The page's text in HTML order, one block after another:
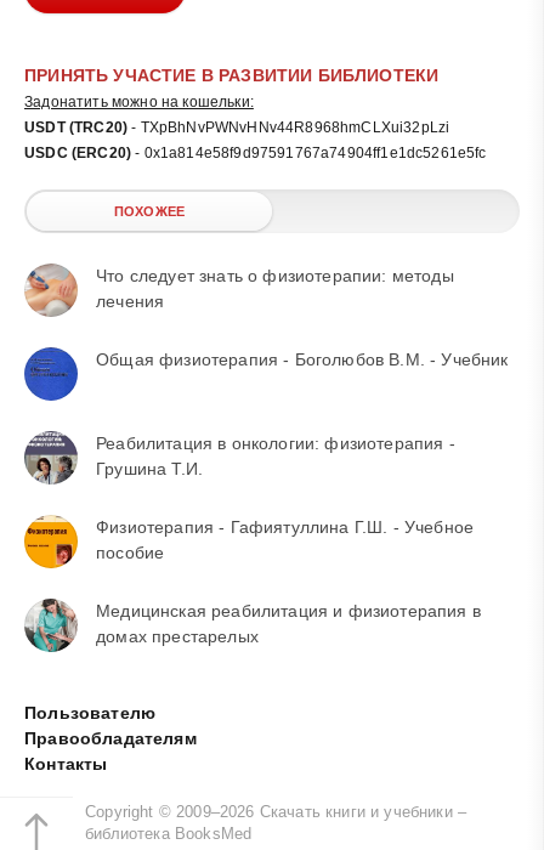
ПРИНЯТЬ УЧАСТИЕ В РАЗВИТИИ БИБЛИОТЕКИ
Задонатить можно на кошельки:
USDT (TRC20) - TXpBhNvPWNvHNv44R8968hmCLXui32pLzi
USDC (ERC20) - 0x1a814e58f9d97591767a74904ff1e1dc5261e5fc
ПОХОЖЕЕ
Что следует знать о физиотерапии: методы
лечения
Общая физиотерапия - Боголюбов В.М. - Учебник
Реабилитация в онкологии: физиотерапия -
Грушина Т.И.
Физиотерапия - Гафиятуллина Г.Ш. - Учебное
пособие
Медицинская реабилитация и физиотерапия в
домах престарелых
Пользователю
Правообладателям
Контакты
Copyright © 2009–2026 Скачать книги и учебники –
библиотека BooksMed